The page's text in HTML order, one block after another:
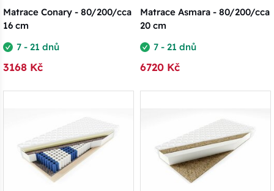
Matrace Conary - 80/200/cca
16 cm
7 - 21 dnů
3168 Kč
Matrace Asmara - 80/200/cca
20 cm
7 - 21 dnů
6720 Kč